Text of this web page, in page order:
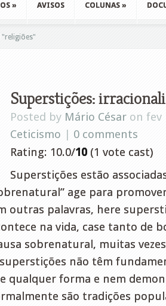
» AVISOS COLUNAS »
"religiões"
Superstições:
Posted by Mário César on fev
Ceticismo | 0 comments
Rating: 10.0/10 (1 vote cast)
Superstições estão
age para
outras palavras, here
na vida, case tanto de
sobrenatural, muitas
não têm
qualquer forma e nem
são tradições